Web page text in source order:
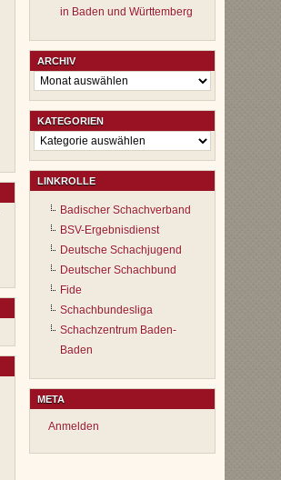
in Baden und Württemberg
ARCHIV
Archiv
KATEGORIEN
Kategorien
LINKROLLE
Badischer Schachverband
BSV-Ergebnisdienst
Deutsche Schachjugend
Deutscher Schachbund
Fide
Schachbundesliga
Schachzentrum Baden-
Baden
META
Anmelden